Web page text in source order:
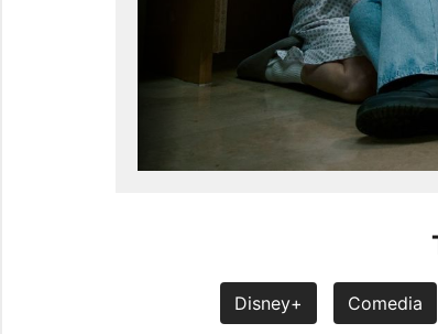
Disney+ Comedia